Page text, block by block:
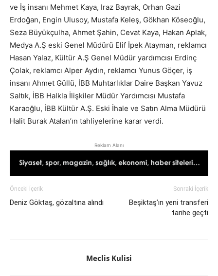
ve İş insanı Mehmet Kaya, Iraz Bayrak, Orhan Gazi
Erdoğan, Engin Ulusoy, Mustafa Keleş, Gökhan Köseoğlu,
Seza Büyükçulha, Ahmet Şahin, Cevat Kaya, Hakan Aplak,
Medya A.Ş eski Genel Müdürü Elif İpek Atayman, reklamcı
Hasan Yalaz, Kültür A.Ş Genel Müdür yardımcısı Erdinç
Çolak, reklamcı Alper Aydın, reklamcı Yunus Göçer, iş
insanı Ahmet Güllü, İBB Muhtarlıklar Daire Başkan Yavuz
Saltık, İBB Halkla İlişkiler Müdür Yardımcısı Mustafa
Karaoğlu, İBB Kültür A.Ş. Eski İhale ve Satın Alma Müdürü
Halit Burak Atalan’ın tahliyelerine karar verdi.
Reklam Alanı
Önceki İçerik
Deniz Göktaş, gözaltına alındı
Sonraki İçerik
Beşiktaş’ın yeni transferi
tarihe geçti
Meclis Kulisi